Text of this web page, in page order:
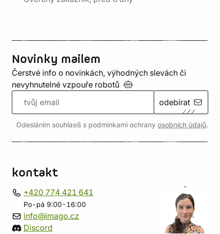
Novinky mailem
Čerstvé info o novinkách, výhodných slevách či
nevyhnutelné vzpouře robotů
odebírat
Odesláním souhlasíš s podmínkami ochrany osobních údajů.
kontakt
+420 774 421 641
Po-pá 9:00-16:00
info@imago.cz
Discord